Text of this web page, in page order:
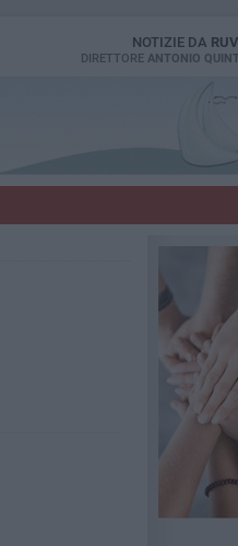
NOTIZIE DA
DIRETTORE ANTONIO